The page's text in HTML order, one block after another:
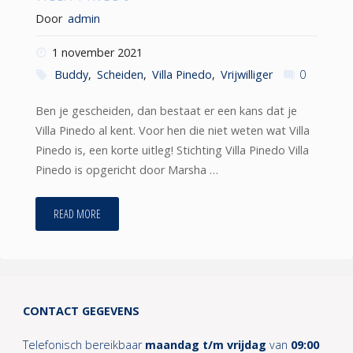
Door admin
1 november 2021
Buddy, Scheiden, Villa Pinedo, Vrijwilliger 0
Ben je gescheiden, dan bestaat er een kans dat je
Villa Pinedo al kent. Voor hen die niet weten wat Villa
Pinedo is, een korte uitleg! Stichting Villa Pinedo Villa
Pinedo is opgericht door Marsha …
READ MORE"Villa
CONTACT GEGEVENS
Telefonisch bereikbaar maandag t/m vrijdag van 09:00